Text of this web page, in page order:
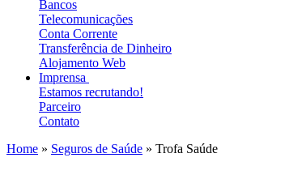
Bancos
Telecomunicações
Conta Corrente
Transferência de Dinheiro
Alojamento Web
Imprensa
Estamos recrutando!
Parceiro
Contato
Home » Seguros de Saúde » Trofa Saúde